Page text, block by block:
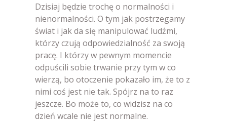
Dzisiaj będzie trochę o normalności i
nienormalności. O tym jak postrzegamy
świat i jak da się manipulować ludźmi,
którzy czują odpowiedzialność za swoją
pracę. I którzy w pewnym momencie
odpuścili sobie trwanie przy tym w co
wierzą, bo otoczenie pokazało im, że to z
nimi coś jest nie tak. Spójrz na to raz
jeszcze. Bo może to, co widzisz na co
dzień wcale nie jest normalne.